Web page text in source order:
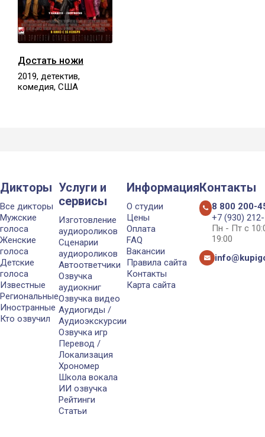
Достать ножи
2019, детектив,
комедия, США
Дикторы
Все дикторы
Мужские
голоса
Женские
голоса
Детские
голоса
Известные
Региональные
Иностранные
Кто озвучил
Услуги и
сервисы
Изготовление
аудиороликов
Сценарии
аудиороликов
Автоответчики
Озвучка
аудиокниг
Озвучка видео
Аудиогиды /
Аудиоэкскурсии
Озвучка игр
Перевод /
Локализация
Хрономер
Школа вокала
ИИ озвучка
Рейтинги
Статьи
Информация
О студии
Цены
Оплата
FAQ
Вакансии
Правила сайта
Контакты
Карта сайта
Контакты
8 800 200-
+7 (930)
Пн - Пт с
19:00